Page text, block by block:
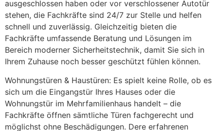
ausgeschlossen haben oder vor verschlossener Autotür
stehen, die Fachkräfte sind 24/7 zur Stelle und helfen
schnell und zuverlässig. Gleichzeitig bieten die
Fachkräfte umfassende Beratung und Lösungen im
Bereich moderner Sicherheitstechnik, damit Sie sich in
Ihrem Zuhause noch besser geschützt fühlen können.
Wohnungstüren & Haustüren: Es spielt keine Rolle, ob es
sich um die Eingangstür Ihres Hauses oder die
Wohnungstür im Mehrfamilienhaus handelt – die
Fachkräfte öffnen sämtliche Türen fachgerecht und
möglichst ohne Beschädigungen. Dere erfahrenen